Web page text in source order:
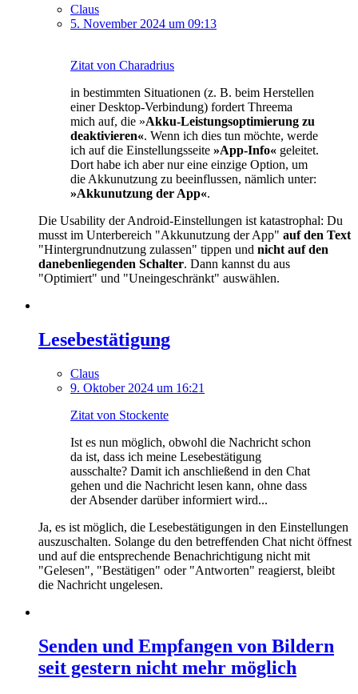
Claus
5. November 2024 um 09:13
Zitat von Charadrius
in bestimmten Situationen (z. B. beim Herstellen
einer Desktop-Verbindung) fordert Threema
mich auf, die »Akku-Leistungsoptimierung zu
deaktivieren«. Wenn ich dies tun möchte, werde
ich auf die Einstellungsseite »App-Info« geleitet.
Dort habe ich aber nur eine einzige Option, um
die Akkunutzung zu beeinflussen, nämlich unter:
»Akkunutzung der App«.
Die Usability der Android-Einstellungen ist katastrophal: Du
musst im Unterbereich "Akkunutzung der App" auf den Text
"Hintergrundnutzung zulassen" tippen und nicht auf den
danebenliegenden Schalter. Dann kannst du aus
"Optimiert" und "Uneingeschränkt" auswählen.
Lesebestätigung
Claus
9. Oktober 2024 um 16:21
Zitat von Stockente
Ist es nun möglich, obwohl die Nachricht schon
da ist, dass ich meine Lesebestätigung
ausschalte? Damit ich anschließend in den Chat
gehen und die Nachricht lesen kann, ohne dass
der Absender darüber informiert wird...
Ja, es ist möglich, die Lesebestätigungen in den Einstellungen
auszuschalten. Solange du den betreffenden Chat nicht öffnest
und auf die entsprechende Benachrichtigung nicht mit
"Gelesen", "Bestätigen" oder "Antworten" reagierst, bleibt
die Nachricht ungelesen.
Senden und Empfangen von Bildern
seit gestern nicht mehr möglich